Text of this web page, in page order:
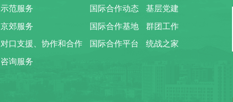
示范服务
京郊服务
对口支援、协作和合作
咨询服务
国际合作动态
国际合作基地
国际合作平台
基层党建
群团工作
统战之家